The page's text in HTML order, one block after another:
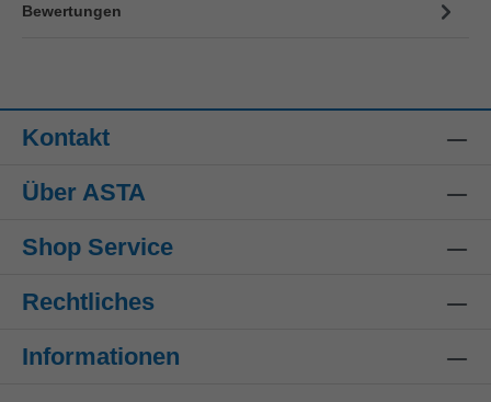
Bewertungen
Kontakt
Über ASTA
Shop Service
Rechtliches
Informationen